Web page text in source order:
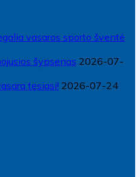
vasaros sporto šventė
šypsenas 2026-07-
tęsiasi! 2026-07-24